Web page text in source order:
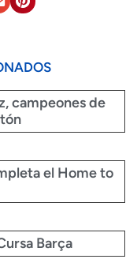
campeones de
el Home to
Barça